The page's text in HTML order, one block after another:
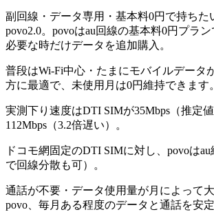
副回線・データ専用・基本料0円で持ち
povo2.0。povoはau回線の基本料0円プラ
必要な時だけデータを追加購入。
普段はWi-Fi中心・たまにモバイルデータ
方に最適で、未使用月は0円維持できます。
実測下り速度はDTI SIMが35Mbps（推定
112Mbps（3.2倍遅い）。
ドコモ網固定のDTI SIMに対し、povoは
で回線分散も可）。
通話が不要・データ使用量が月によって
povo、毎月ある程度のデータと通話を安